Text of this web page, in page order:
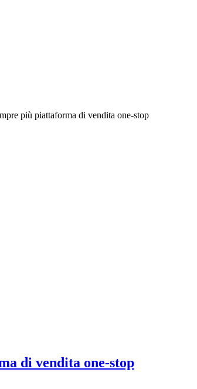
più piattaforma di vendita one-stop
di vendita one-stop